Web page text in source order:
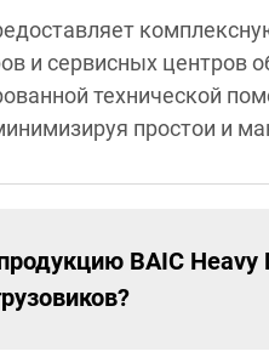
и сервисных центров
технической
простои и
BAIC